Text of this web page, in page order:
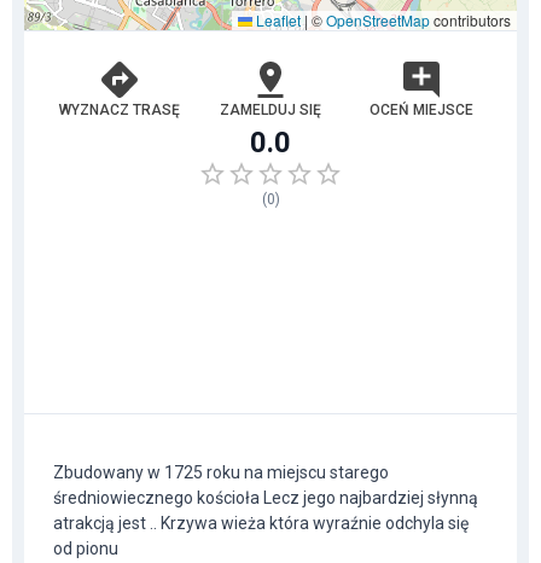
Leaflet| ©OpenStreetMapcontributors
WYZNACZ TRASĘ ZAMELDUJ SIĘ OCEŃ MIEJSCE
0.0
(0)
Zbudowany w 1725 roku na miejscu starego
średniowiecznego kościoła Lecz jego najbardziej słynną
atrakcją jest .. Krzywa wieża która wyraźnie odchyla się
od pionu